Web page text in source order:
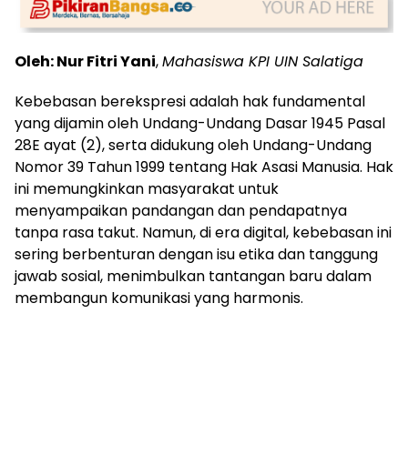
Oleh: Nur Fitri Yani,Mahasiswa KPI UIN Salatiga
Kebebasan berekspresi adalah hak fundamental
yang dijamin oleh Undang-Undang Dasar 1945 Pasal
28E ayat (2), serta didukung oleh Undang-Undang
Nomor 39 Tahun 1999 tentang Hak Asasi Manusia. Hak
ini memungkinkan masyarakat untuk
menyampaikan pandangan dan pendapatnya
tanpa rasa takut. Namun, di era digital, kebebasan ini
sering berbenturan dengan isu etika dan tanggung
jawab sosial, menimbulkan tantangan baru dalam
membangun komunikasi yang harmonis.